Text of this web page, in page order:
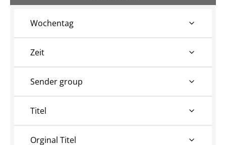
Wochentag
Zeit
Sender group
Titel
Orginal Titel